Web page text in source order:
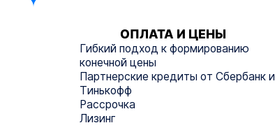
ОПЛАТА И ЦЕНЫ
Гибкий подход к формированию
конечной цены
Партнерские кредиты от Сбербанк и
Тинькофф
Рассрочка
Лизинг